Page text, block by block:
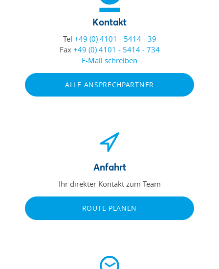
Kontakt
Tel +49 (0) 4101 - 5414 - 39
Fax +49 (0) 4101 - 5414 - 734
E-Mail schreiben
ALLE ANSPRECHPARTNER
Anfahrt
Ihr direkter Kontakt zum Team
ROUTE PLANEN